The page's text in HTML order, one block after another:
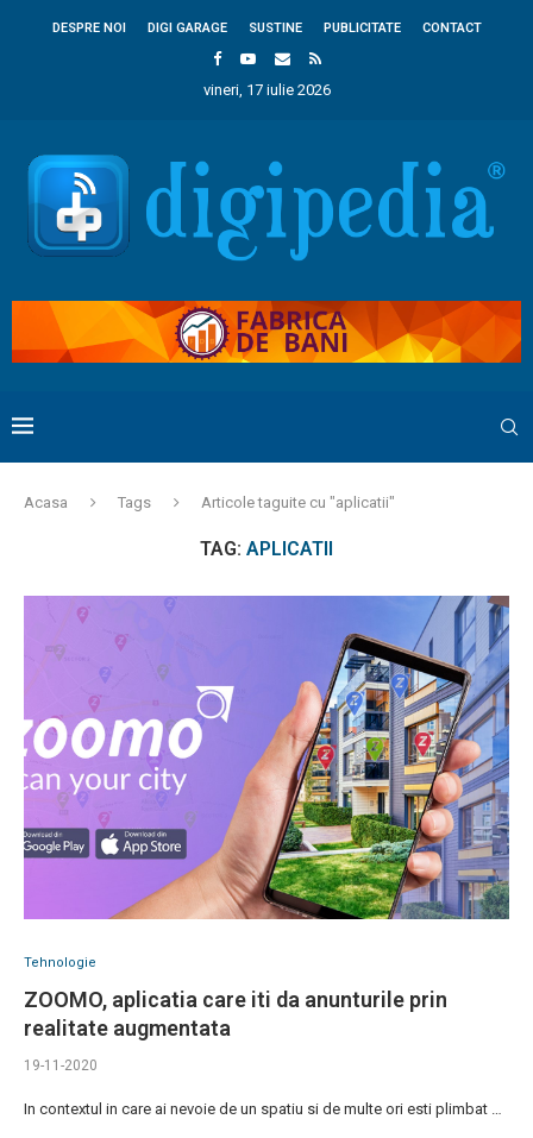
DESPRE NOI DIGI GARAGE SUSTINE PUBLICITATE CONTACT
vineri, 17 iulie 2026
Acasa Tags Articole taguite cu "aplicatii"
TAG: APLICATII
Tehnologie
ZOOMO, aplicatia care iti da anunturile prin
realitate augmentata
19-11-2020
In contextul in care ai nevoie de un spatiu si de multe ori esti plimbat …